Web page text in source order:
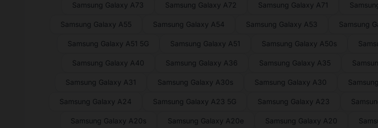
Samsung Galaxy A73 Samsung Galaxy A72 Samsung Galaxy A71
Samsung Galaxy A55 Samsung Galaxy A54 Samsung Galaxy A53 Samsung
Samsung Galaxy A51 5G Samsung Galaxy A51 Samsung Galaxy A50s
Samsung Galaxy A40 Samsung Galaxy A36 Samsung Galaxy A35
Samsung Galaxy A31 Samsung Galaxy A30s Samsung Galaxy A30
Samsung Galaxy A24 Samsung Galaxy A23 5G Samsung Galaxy A23
Samsung Galaxy A20s Samsung Galaxy A20e Samsung Galaxy A20